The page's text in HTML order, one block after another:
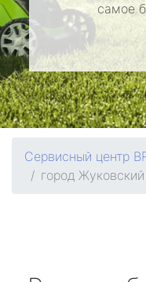
самое
Сервисный центр
город Жуковский